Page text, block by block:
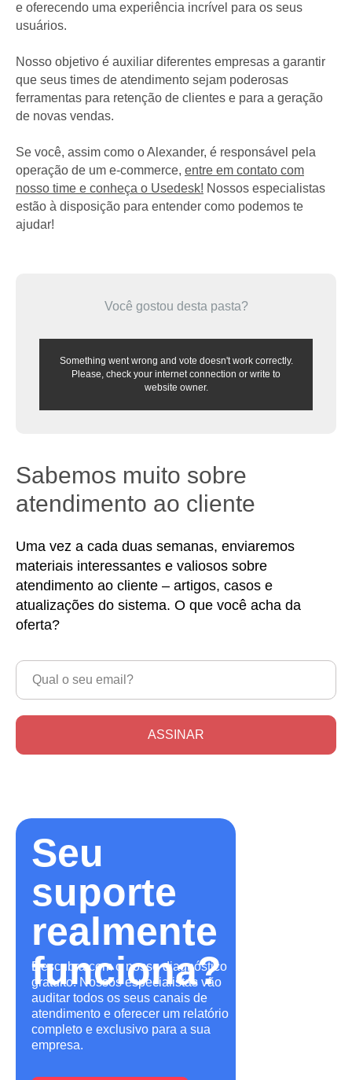
e oferecendo uma experiência incrível para os seus
usuários.
Nosso objetivo é auxiliar diferentes empresas a garantir
que seus times de atendimento sejam poderosas
ferramentas para retenção de clientes e para a geração
de novas vendas.
Se você, assim como o Alexander, é responsável pela
operação de um e-commerce, entre em contato com
nosso time e conheça o Usedesk! Nossos especialistas
estão à disposição para entender como podemos te
ajudar!
Você gostou desta pasta?
Something went wrong and vote doesn't work correctly.
Please, check your internet connection or write to
website owner.
Sabemos muito sobre
atendimento ao cliente
Uma vez a cada duas semanas, enviaremos
materiais interessantes e valiosos sobre
atendimento ao cliente – artigos, casos e
atualizações do sistema. O que você acha da
oferta?
ASSINAR
Seu
suporte
realmente
funciona?
Descubra com o nosso diagnóstico
gratuito! Nossos especialistas vão
auditar todos os seus canais de
atendimento e oferecer um relatório
completo e exclusivo para a sua
empresa.